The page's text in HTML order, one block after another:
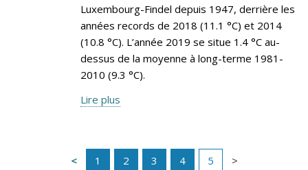
Luxembourg-Findel depuis 1947, derrière les
années records de 2018 (11.1 °C) et 2014
(10.8 °C). L’année 2019 se situe 1.4 °C au-
dessus de la moyenne à long-terme 1981-
2010 (9.3 °C).
Lire plus
1 2 3 4 5